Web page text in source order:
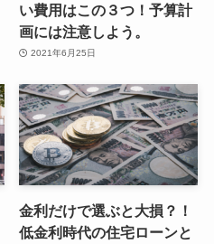
い費用はこの３つ！予算計
画には注意しよう。
2021年6月25日
金利だけで選ぶと大損？！
低金利時代の住宅ローンと